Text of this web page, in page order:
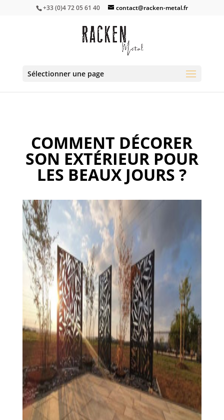
+33 (0)4 72 05 61 40 contact@racken-metal.fr
Sélectionner une page
COMMENT DÉCORER
SON EXTÉRIEUR POUR
LES BEAUX JOURS ?